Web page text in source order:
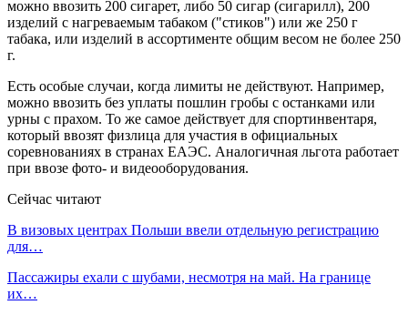
можно ввозить 200 сигарет, либо 50 сигар (сигарилл), 200
изделий с нагреваемым табаком ("стиков") или же 250 г
табака, или изделий в ассортименте общим весом не более 250
г.
Есть особые случаи, когда лимиты не действуют. Например,
можно ввозить без уплаты пошлин гробы с останками или
урны с прахом. То же самое действует для спортинвентаря,
который ввозят физлица для участия в официальных
соревнованиях в странах ЕАЭС. Аналогичная льгота работает
при ввозе фото- и видеооборудования.
Сейчас читают
В визовых центрах Польши ввели отдельную регистрацию
для…
Пассажиры ехали с шубами, несмотря на май. На границе
их…